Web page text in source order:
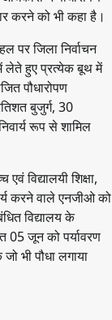
करने को भी कहा है।
पर जिला निर्वाचन
लेते हुए प्रत्येक बूथ में
पौधारोपण
बुजुर्ग, 30
रूप से शामिल
विद्यालयी शिक्षा,
करने वाले एनजीओ को
विद्यालय के
05 जून को पर्यावरण
भी पौधा लगाया